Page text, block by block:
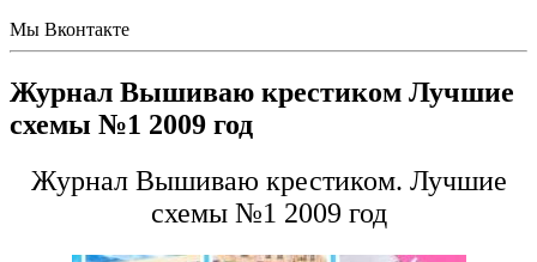
Мы Вконтакте
Журнал Вышиваю крестиком Лучшие
схемы №1 2009 год
Журнал Вышиваю крестиком. Лучшие
схемы №1 2009 год